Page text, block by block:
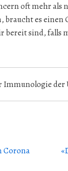
oft mehr
es einen
bereit sind, falls
Immunologie
Corona